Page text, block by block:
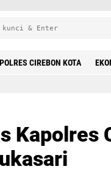
POLRES CIREBON KOTA
Kapolres